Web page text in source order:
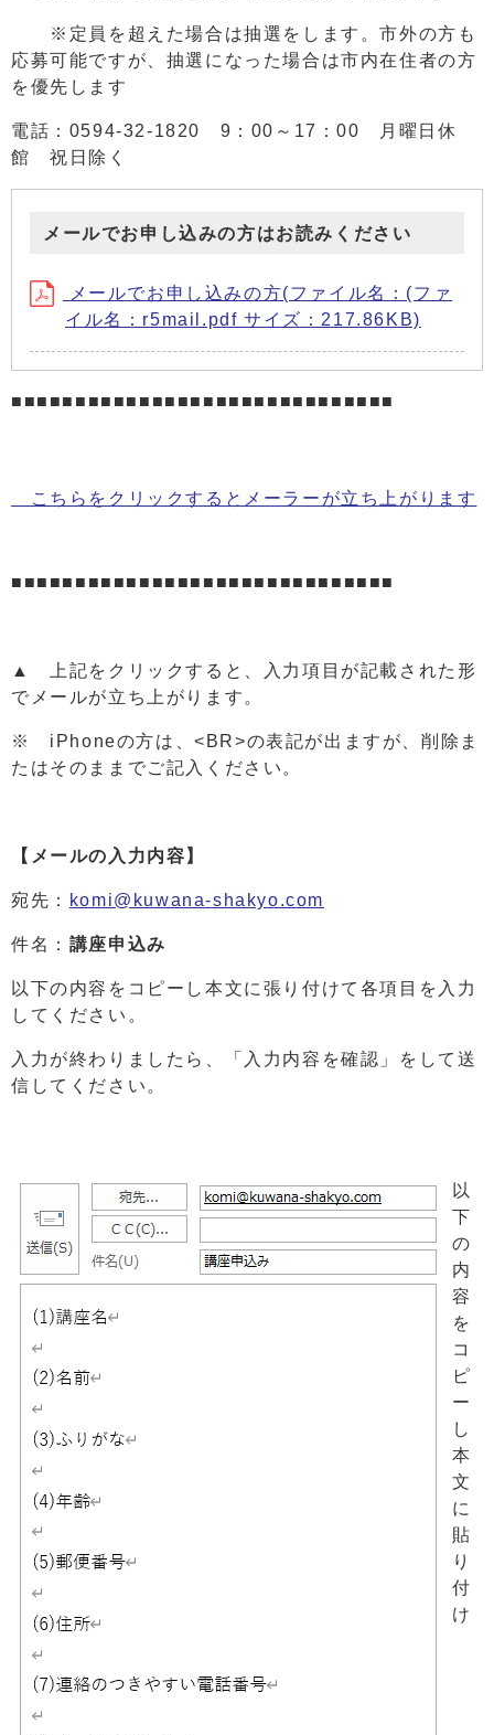
※定員を超えた場合は抽選をします。市外の方も
応募可能ですが、抽選になった場合は市内在住者の方
を優先します
電話：0594-32-1820 9：00～17：00 月曜日休
館 祝日除く
メールでお申し込みの方はお読みください
メールでお申し込みの方(ファイル名：(ファ
イル名：r5mail.pdf サイズ：217.86KB)
■■■■■■■■■■■■■■■■■■■■■■■■■■■■■■
こちらをクリックするとメーラーが立ち上がります
■■■■■■■■■■■■■■■■■■■■■■■■■■■■■■
▲ 上記をクリックすると、入力項目が記載された形
でメールが立ち上がります。
※ iPhoneの方は、<BR>の表記が出ますが、削除ま
たはそのままでご記入ください。
【メールの入力内容】
宛先： komi@kuwana-shakyo.com
件名： 講座申込み
以下の内容をコピーし本文に張り付けて各項目を入力
してください。
入力が終わりましたら、「入力内容を確認」をして送
信してください。
以
下
の
内
容
を
コ
ピ
ー
し
本
文
に
貼
り
付
け